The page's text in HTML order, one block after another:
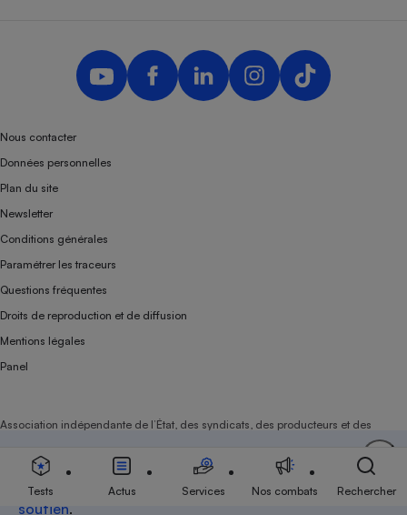
Soutenez-nous
Aujourd'hui plus que jamais, nous comptons sur
votre
soutien.
Nous contacter
Données personnelles
Plan du site
Newsletter
Conditions générales
Paramétrer les traceurs
Questions fréquentes
Droits de reproduction et de diffusion
Mentions légales
Panel
Association indépendante de l’État, des syndicats, des producteurs et des
Tests Actus Services Nos combats Rechercher